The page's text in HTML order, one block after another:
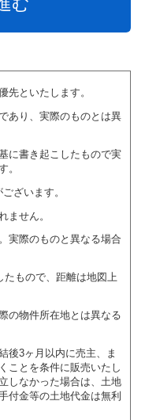
先といたします。
あり、実際のものとは異
に書き起こしたもので実
。
ざいます。
ません。
実際のものと異なる場合
たもので、距離は地図上
の物件所在地とは異なる
後3ヶ月以内に売主、ま
ことを条件に販売いたし
しなかった場合は、土地
付金等の土地代金は無利